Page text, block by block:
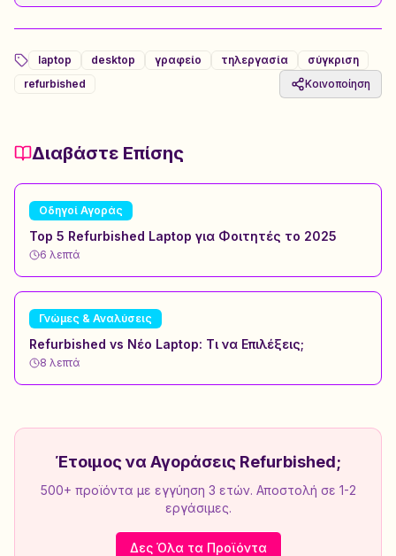
laptop desktop γραφείο τηλεργασία
σύγκριση
refurbished
Κοινοποίηση
Διαβάστε Επίσης
Οδηγοί Αγοράς
Top 5 Refurbished Laptop για Φοιτητές το 2025
6 λεπτά
Γνώμες & Αναλύσεις
Refurbished vs Νέο Laptop: Τι να Επιλέξεις;
8 λεπτά
Έτοιμος να Αγοράσεις Refurbished;
500+ προϊόντα με εγγύηση 3 ετών. Αποστολή σε 1-2
εργάσιμες.
Δες Όλα τα Προϊόντα